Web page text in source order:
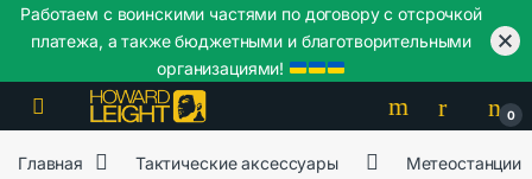
Skip to navigation
Skip to content
0
Главная Тактические аксессуары Метеостанции
Работаем с воинскими частями по договору с отсрочкой
платежа, а также бюджетными и благотворительными
организациями!